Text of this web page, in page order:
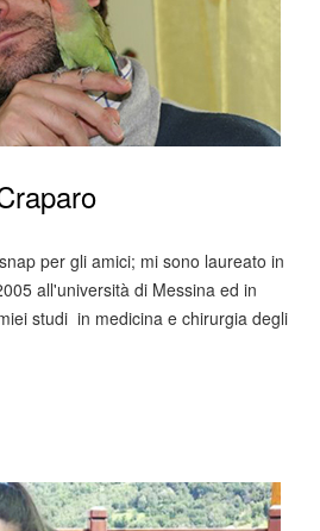
per gli amici; mi sono laureato in
all'università di Messina ed in
studi in medicina e chirurgia degli